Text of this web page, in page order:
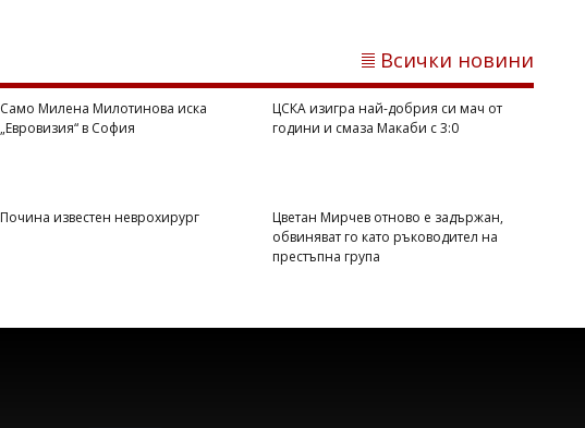
Флагман.БГ
Дневен хороскоп за 7 август: Телецът
Всички новини
Само Милена Милотинова иска
„Евровизия“ в София
ЦСКА изигра най-добрия си мач от
години и смаза Макаби с 3:0
Почина известен неврохирург
Цветан Мирчев отново е задържан,
обвиняват го като ръководител на
престъпна група